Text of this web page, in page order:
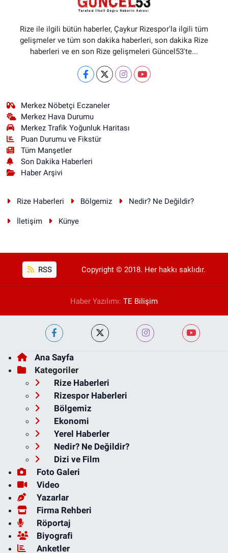
Rize ile ilgili bütün haberler, Çaykur Rizespor'la ilgili tüm
gelişmeler ve tüm son dakika haberleri, son dakika Rize
haberleri ve en son Rize gelişmeleri Güncel53'te...
Merkez Nöbetçi Eczaneler
Merkez Hava Durumu
Merkez Trafik Yoğunluk Haritası
Puan Durumu ve Fikstür
Tüm Manşetler
Son Dakika Haberleri
Haber Arşivi
Rize Haberleri Bölgemiz Nedir? Ne Değildir?
İletişim Künye
RSS Copyright © 2018. Her hakkı saklıdır.
Haber Yazılımı: TE Bilişim
Ana Sayfa
Kategoriler
Rize Haberleri
Rizespor Haberleri
Bölgemiz
Ekonomi
Yerel Haberler
Nedir? Ne Değildir?
Dizi ve Film
Foto Galeri
Video
Yazarlar
Firma Rehberi
Röportaj
Biyografi
Anketler